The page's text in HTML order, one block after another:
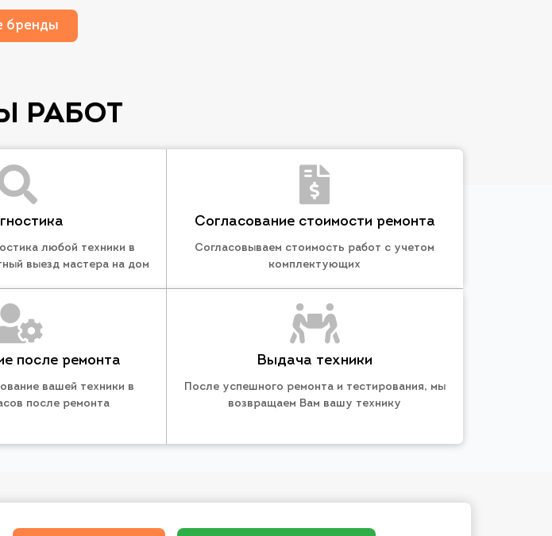
бренды
РАБОТ
любой техники в
выезд мастера на дом
Согласование стоимости ремонта
Согласовываем стоимость работ с учетом
комплектующих
после ремонта
вашей техники в
после ремонта
Выдача техники
После успешного ремонта и тестирования, мы
возвращаем Вам вашу технику